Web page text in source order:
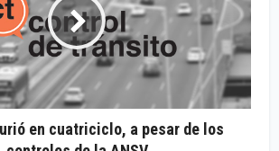
en cuatriciclo, a pesar de los